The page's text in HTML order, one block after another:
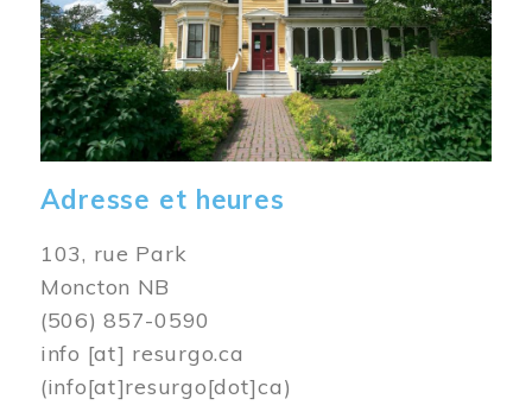
Adresse et heures
103, rue Park
Moncton NB
(506) 857-0590
info [at] resurgo.ca
(info[at]resurgo[dot]ca)